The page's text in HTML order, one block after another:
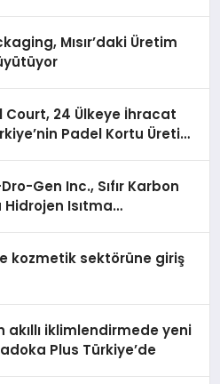
Mısır’daki Üretim
Court, 24 Ülkeye İhracat
Padel Kortu Üretim
Gen Inc., Sıfır Karbon
Hidrojen Isıtma
kozmetik sektörüne giriş
akıllı iklimlendirmede yeni
Plus Türkiye’de